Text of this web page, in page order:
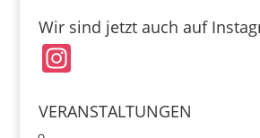
c
e
b
o
ai
l
at
p
Wir sind jetzt auch auf
In
a
VERANSTALTUNGEN